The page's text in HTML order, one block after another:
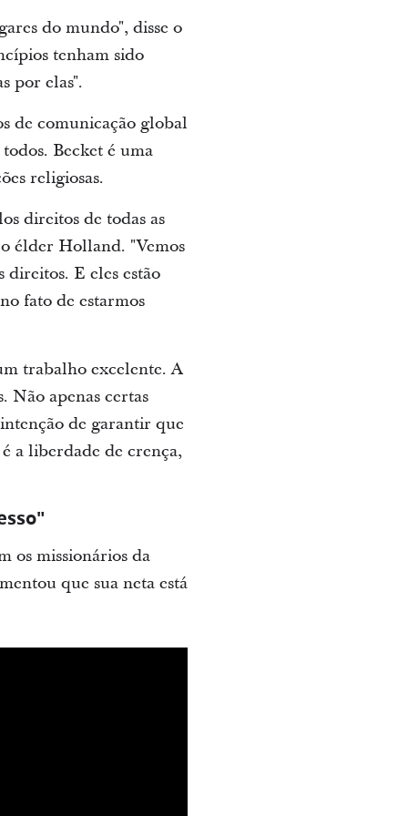
do mundo", disse o
tenham sido
por elas".
de comunicação global
Becket é uma
religiosas.
direitos de todas as
élder Holland. "Vemos
direitos. E eles estão
fato de estarmos
trabalho excelente. A
Não apenas certas
de garantir que
a liberdade de crença,
os missionários da
que sua neta está